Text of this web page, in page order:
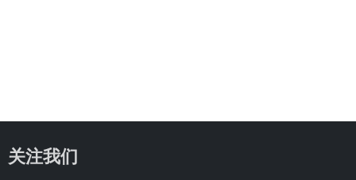
关注我们